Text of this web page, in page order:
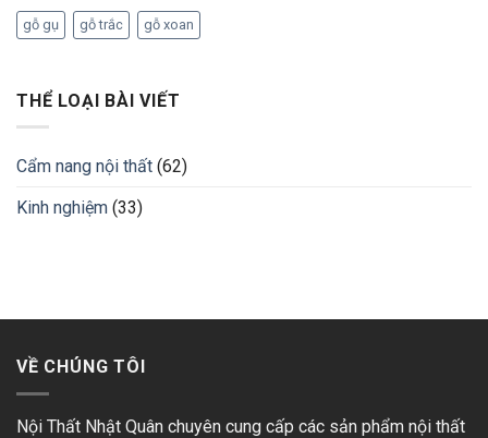
gỗ gụ gỗ trắc gỗ xoan
THỂ LOẠI BÀI VIẾT
Cẩm nang nội thất (62)
Kinh nghiệm (33)
VỀ CHÚNG TÔI
Nội Thất Nhật Quân chuyên cung cấp các sản phẩm nội thất